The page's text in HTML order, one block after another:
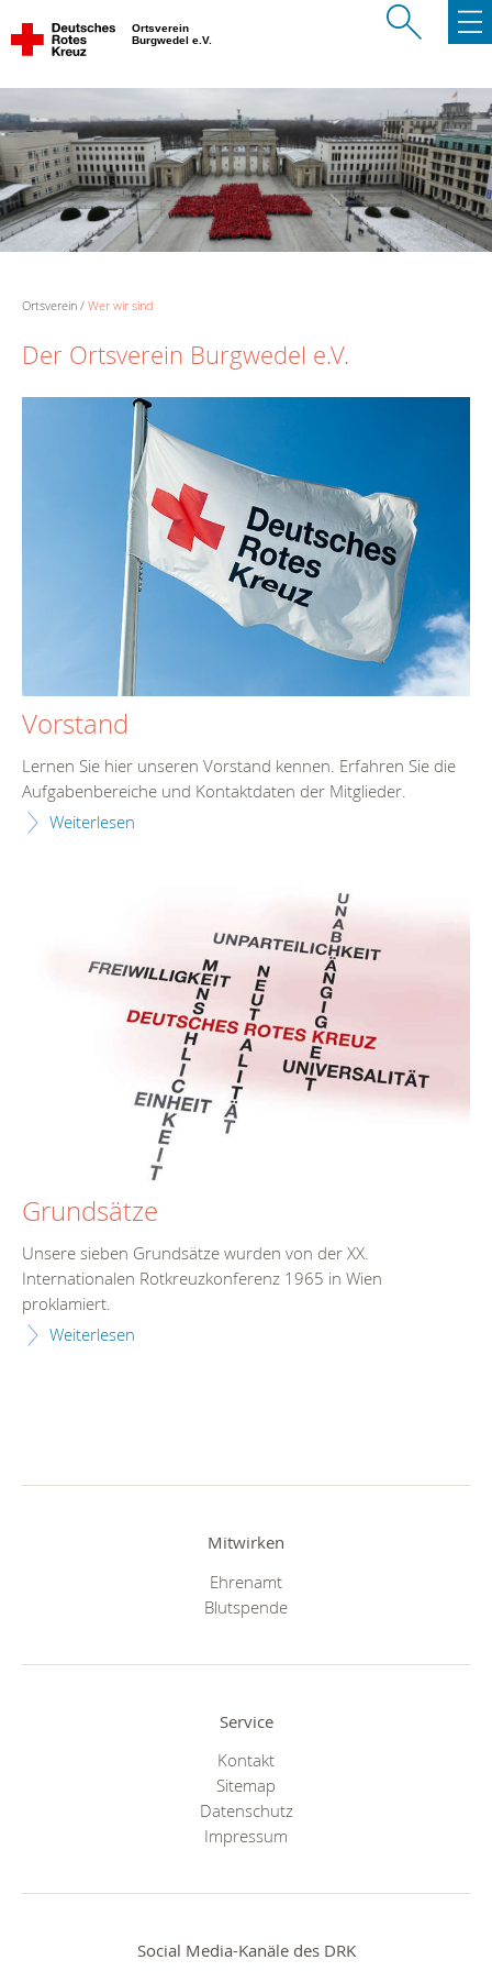
Ortsverein
Burgwedel e.V.
Ortsverein Wer wir sind
Der Ortsverein Burgwedel e.V.
Vorstand
Lernen Sie hier unseren Vorstand kennen. Erfahren Sie die
Aufgabenbereiche und Kontaktdaten der Mitglieder.
Weiterlesen
Grundsätze
Unsere sieben Grundsätze wurden von der XX.
Internationalen Rotkreuzkonferenz 1965 in Wien
proklamiert.
Weiterlesen
Mitwirken
Ehrenamt
Blutspende
Service
Kontakt
Sitemap
Datenschutz
Impressum
Social Media-Kanäle des DRK